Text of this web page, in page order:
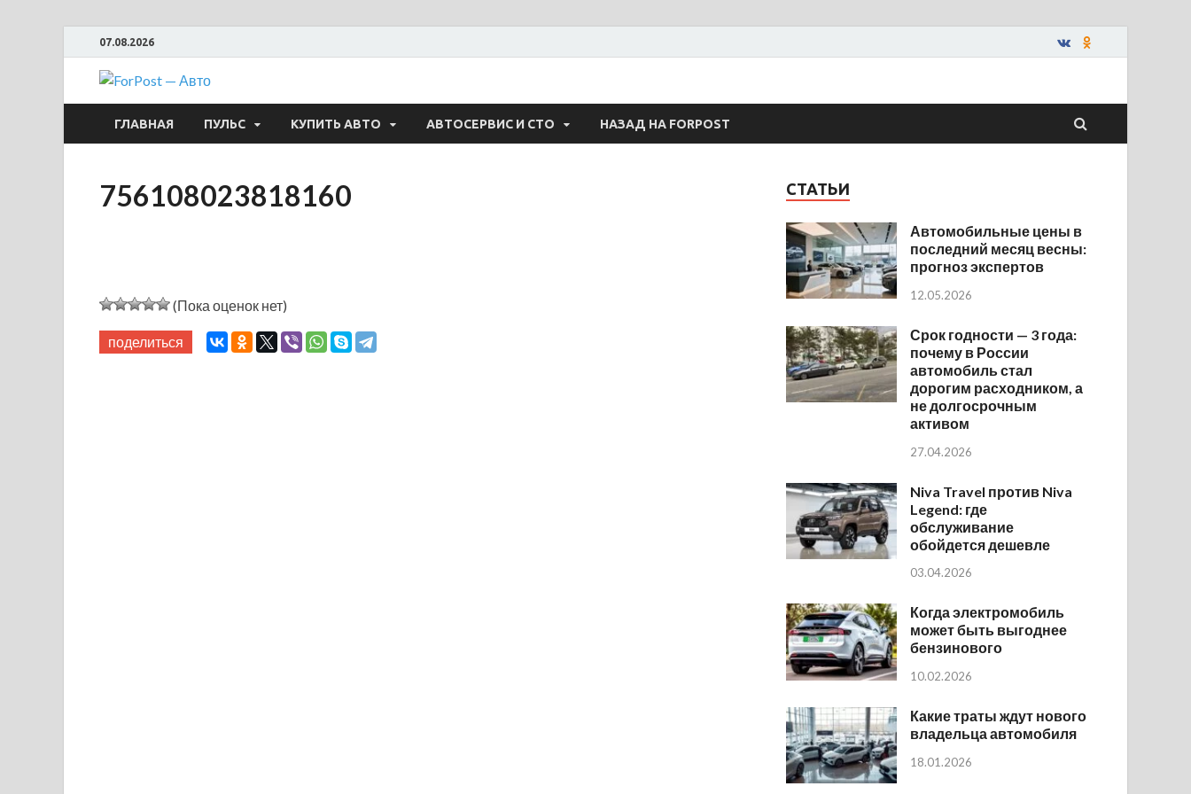
07.08.2026
ForPost — Авто
ГЛАВНАЯ ПУЛЬС КУПИТЬ АВТО АВТОСЕРВИС И СТО НАЗАД НА FORPOST
756108023818160
(Пока оценок нет)
поделиться
СТАТЬИ
Автомобильные цены в
последний месяц весны:
прогноз экспертов
12.05.2026
Срок годности — 3 года:
почему в России
автомобиль стал
дорогим расходником, а
не долгосрочным
активом
27.04.2026
Niva Travel против Niva
Legend: где
обслуживание
обойдется дешевле
03.04.2026
Когда электромобиль
может быть выгоднее
бензинового
10.02.2026
Какие траты ждут нового
владельца автомобиля
18.01.2026